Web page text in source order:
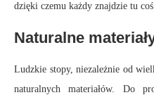
dzięki czemu każdy znajdzie tu
Naturalne
Ludzkie stopy, niezależnie od
naturalnych materiałów. Do